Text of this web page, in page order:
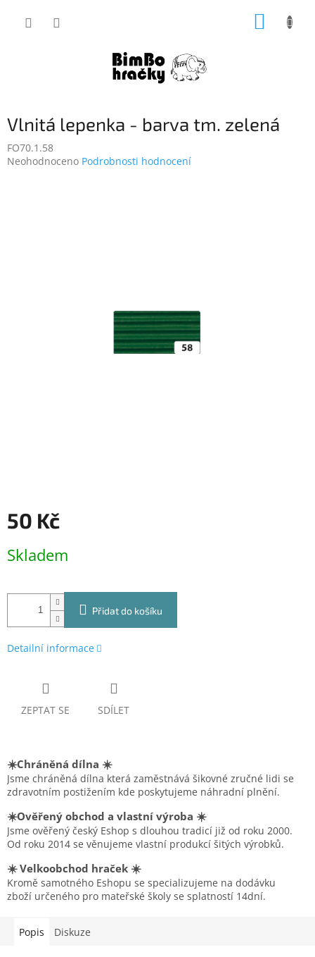
Vlnitá lepenka - barva tm. zelená
FO70.1.58
Průměrné
Neohodnoceno Podrobnosti hodnocení
50 Kč
cena:
Skladem
Přidat do košíku
Detailní informace
ZEPTAT SE SDÍLET
☀️Chráněná dílna ☀️
Jsme chráněná dílna která zaměstnává šikovné zručné lidi se
zdravotním postižením kde poskytujeme náhradní plnění.
☀️Ověřený obchod a vlastní výroba ☀️
Jsme ověřený český Eshop s dlouhou tradicí již od roku 2000.
Od roku 2014 se věnujeme vlastní produkcí šitých výrobků.
☀️ Velkoobchod hraček ☀️
Kromě samotného Eshopu se specializujeme na dodávku
zboží určeného pro mateřské školy se splatností 14dní.
Popis Diskuze